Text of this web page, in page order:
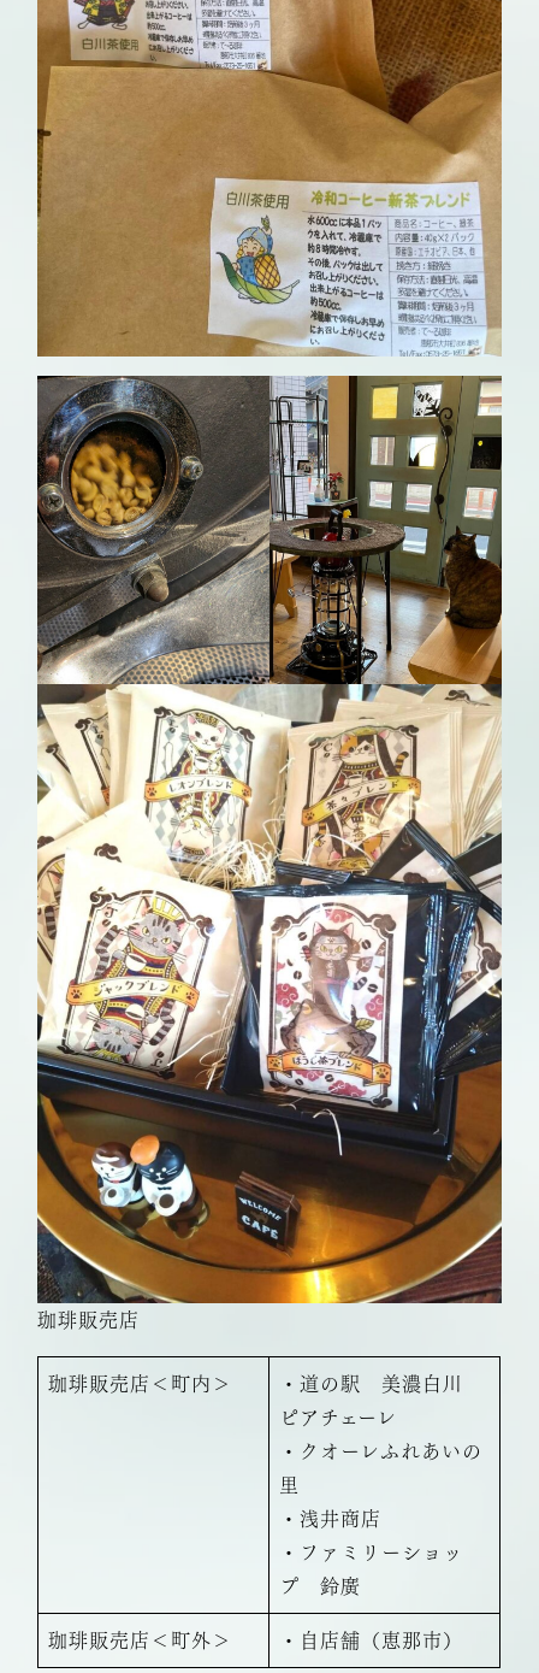
珈琲販売店
珈琲販売店＜町内＞
・道の駅 美濃白川
ピアチェーレ
・クオーレふれあいの
里
・浅井商店
・ファミリーショッ
プ 鈴廣
珈琲販売店＜町外＞ ・自店舗（恵那市）